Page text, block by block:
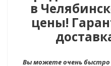
в
цены!
Вы можете очень быстро